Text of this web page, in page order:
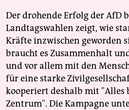
Der drohende Erfolg der AfD
Landtagswahlen zeigt, wie
Kräfte inzwischen geworden
braucht es Zusammenhalt
und vor allem mit den
für eine starke
kooperiert deshalb mit "Alles
Zentrum". Die Kampagne